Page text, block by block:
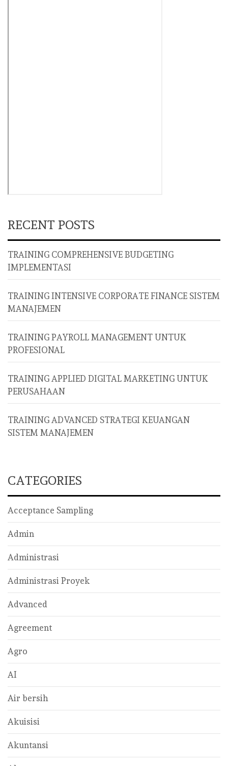
RECENT POSTS
TRAINING COMPREHENSIVE BUDGETING
IMPLEMENTASI
TRAINING INTENSIVE CORPORATE FINANCE SISTEM
MANAJEMEN
TRAINING PAYROLL MANAGEMENT UNTUK
PROFESIONAL
TRAINING APPLIED DIGITAL MARKETING UNTUK
PERUSAHAAN
TRAINING ADVANCED STRATEGI KEUANGAN
SISTEM MANAJEMEN
CATEGORIES
Acceptance Sampling
Admin
Administrasi
Administrasi Proyek
Advanced
Agreement
Agro
AI
Air bersih
Akuisisi
Akuntansi